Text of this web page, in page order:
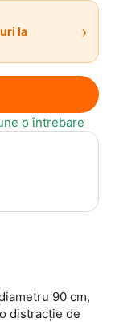
la
›
o întrebare
90 cm,
distracție de